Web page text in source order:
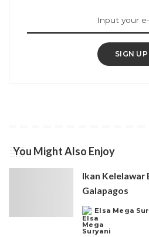
SIGN UP
You Might Also Enjoy
Ikan Kelelawar
Galapagos
Posted
by
Elsa Mega